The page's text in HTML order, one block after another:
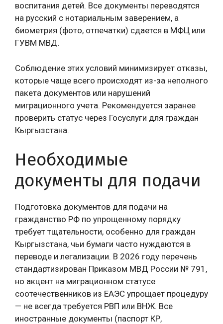
воспитания детей. Все документы переводятся
на русский с нотариальным заверением, а
биометрия (фото, отпечатки) сдается в МФЦ или
ГУВМ МВД.
Соблюдение этих условий минимизирует отказы,
которые чаще всего происходят из-за неполного
пакета документов или нарушений
миграционного учета. Рекомендуется заранее
проверить статус через Госуслуги для граждан
Кыргызстана.
Необходимые
документы для подачи
Подготовка документов для подачи на
гражданство РФ по упрощенному порядку
требует тщательности, особенно для граждан
Кыргызстана, чьи бумаги часто нуждаются в
переводе и легализации. В 2026 году перечень
стандартизирован Приказом МВД России № 791,
но акцент на миграционном статусе
соотечественников из ЕАЭС упрощает процедуру
— не всегда требуется РВП или ВНЖ. Все
иностранные документы (паспорт КР,